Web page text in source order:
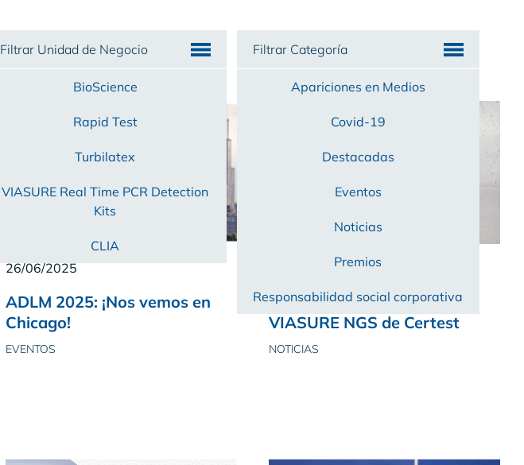
Filtrar Unidad de Negocio
BioScience
Rapid Test
Turbilatex
VIASURE Real Time PCR Detection
Kits
CLIA
Filtrar Categoría
Apariciones en Medios
Covid-19
Destacadas
Eventos
Noticias
Premios
Responsabilidad social corporativa
26/06/2025
ADLM 2025: ¡Nos vemos en
Chicago!
EVENTOS
19/05/2025
Presentamos la nueva línea
VIASURE NGS de Certest
NOTICIAS